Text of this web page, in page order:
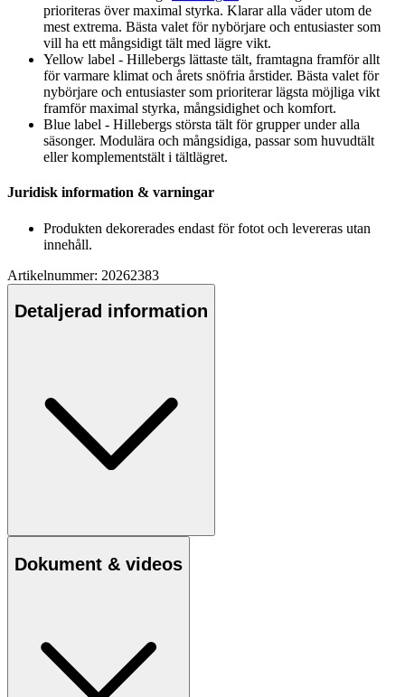
prioriteras över maximal styrka. Klarar alla väder utom de
mest extrema. Bästa valet för nybörjare och entusiaster som
vill ha ett mångsidigt tält med lägre vikt.
Yellow label - Hillebergs lättaste tält, framtagna framför allt
för varmare klimat och årets snöfria årstider. Bästa valet för
nybörjare och entusiaster som prioriterar lägsta möjliga vikt
framför maximal styrka, mångsidighet och komfort.
Blue label - Hillebergs största tält för grupper under alla
säsonger. Modulära och mångsidiga, passar som huvudtält
eller komplementstält i tältlägret.
Juridisk information & varningar
Produkten dekorerades endast för fotot och levereras utan
innehåll.
Artikelnummer: 20262383
Detaljerad information
Dokument & videos